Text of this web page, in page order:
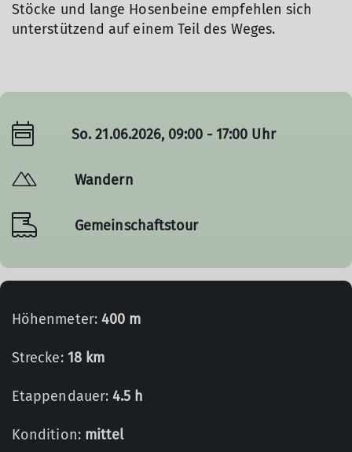
Stöcke und lange Hosenbeine empfehlen sich
unterstützend auf einem Teil des Weges.
So. 21.06.2026, 09:00 - 17:00 Uhr
Wandern
Gemeinschaftstour
Höhenmeter: 400 m
Strecke: 18 km
Etappendauer:4.5 h
Kondition: mittel